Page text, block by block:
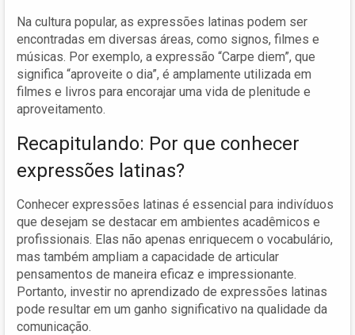
Na cultura popular, as expressões latinas podem ser
encontradas em diversas áreas, como signos, filmes e
músicas. Por exemplo, a expressão “Carpe diem”, que
significa “aproveite o dia”, é amplamente utilizada em
filmes e livros para encorajar uma vida de plenitude e
aproveitamento.
Recapitulando: Por que conhecer
expressões latinas?
Conhecer expressões latinas é essencial para indivíduos
que desejam se destacar em ambientes acadêmicos e
profissionais. Elas não apenas enriquecem o vocabulário,
mas também ampliam a capacidade de articular
pensamentos de maneira eficaz e impressionante.
Portanto, investir no aprendizado de expressões latinas
pode resultar em um ganho significativo na qualidade da
comunicação.